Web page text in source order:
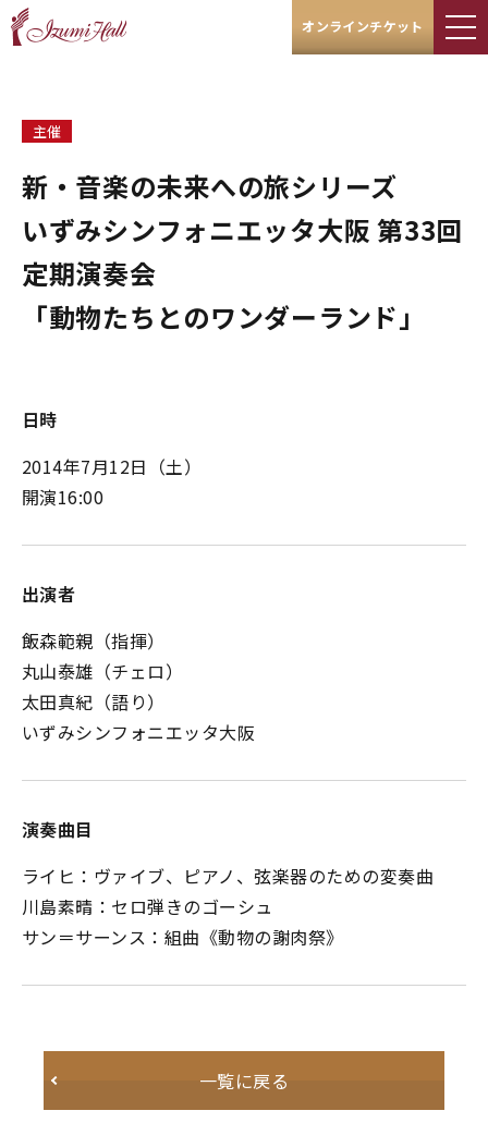
オンラインチケット
主催
新・音楽の未来への旅シリーズ
いずみシンフォニエッタ大阪 第33回
定期演奏会
「動物たちとのワンダーランド」
日時
2014年7月12日（土）
開演16:00
出演者
飯森範親（指揮）
丸山泰雄（チェロ）
太田真紀（語り）
いずみシンフォニエッタ大阪
演奏曲目
ライヒ：ヴァイブ、ピアノ、弦楽器のための変奏曲
川島素晴：セロ弾きのゴーシュ
サン＝サーンス：組曲《動物の謝肉祭》
一覧に戻る